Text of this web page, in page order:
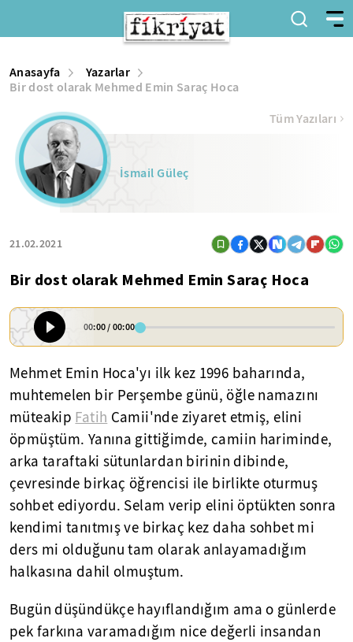
Anasayfa
Yazarlar
Bir dost olarak Mehmed Emin Saraç Hoca
İsmail Güleç
21.02.2021
Tüm Yazıları
Bir dost olarak Mehmed Emin Saraç Hoca
00:00/00:00
Mehmet Emin Hoca'yı ilk kez 1996 baharında,
muhtemelen bir Perşembe günü, öğle namazını
müteakip Fatih Camii'nde ziyaret etmiş, elini
öpmüştüm. Yanına gittiğimde, camiin hariminde,
arka taraftaki sütunlardan birinin dibinde,
çevresinde birkaç öğrencisi ile birlikte oturmuş
sohbet ediyordu. Selam verip elini öptükten sonra
kendimi tanıtmış ve birkaç kez daha sohbet mi
ders mi olduğunu tam olarak anlayamadığım
halkasına dahil olmuştum.
Bugün düşündükçe hayıflandığım ama o günlerde
pek farkına varamadığım nice değerli insandan